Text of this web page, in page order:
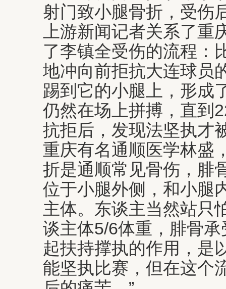
射门致小腿骨折，受伤
上游新闻记者关系了
了李镇全受伤的流程：
地冲向前拒抗大连球员
踢到它的小腿上，形成
仍然在场上拼搏，直到
抗拒后，发现法坚执才
重庆有名通顺医学林盛
折是通顺常见骨伤，腓
位于小腿外侧，和小腿
主体。东谈主当然站只
谈主体5/6体重，腓骨
起扶持撑执的作用，是
能坚执比赛，但在这个